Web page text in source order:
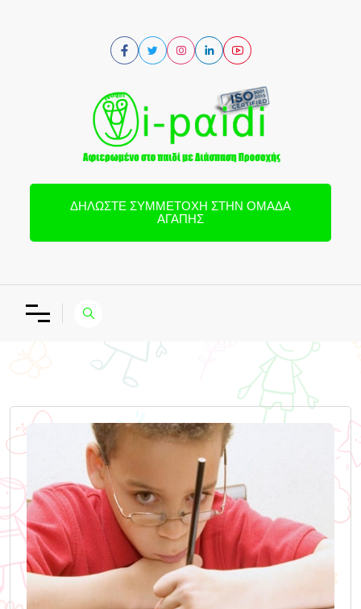
ΔΗΛΏΣΤΕ ΣΥΜΜΕΤΟΧΉ ΣΤΗΝ ΟΜΆΔΑ
ΑΓΆΠΗΣ